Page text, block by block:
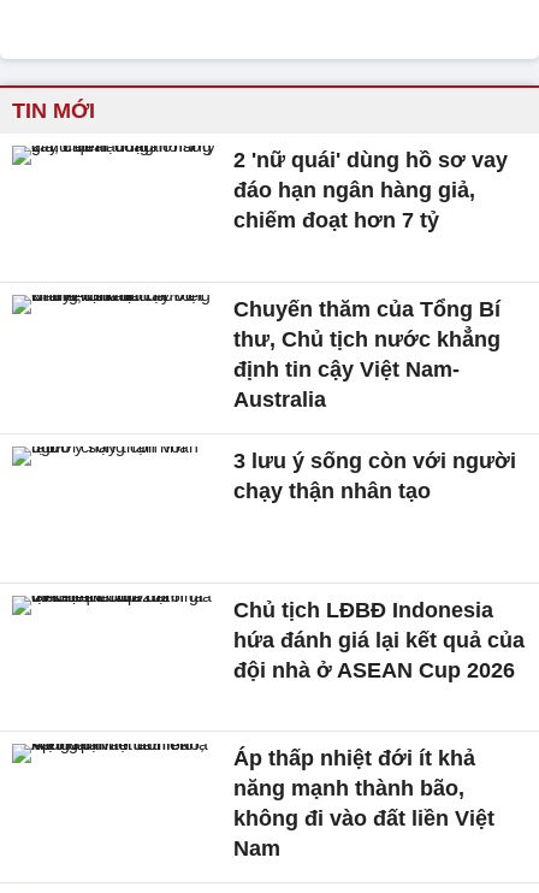
TIN MỚI
2 'nữ quái' dùng hồ sơ vay
đáo hạn ngân hàng giả,
chiếm đoạt hơn 7 tỷ
Chuyến thăm của Tổng Bí
thư, Chủ tịch nước khẳng
định tin cậy Việt Nam-
Australia
3 lưu ý sống còn với người
chạy thận nhân tạo
Chủ tịch LĐBĐ Indonesia
hứa đánh giá lại kết quả của
đội nhà ở ASEAN Cup 2026
Áp thấp nhiệt đới ít khả
năng mạnh thành bão,
không đi vào đất liền Việt
Nam